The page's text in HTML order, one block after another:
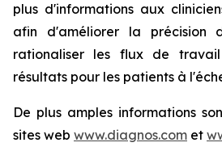
plus d'informations aux
afin d'améliorer la précision
rationaliser les flux de
résultats pour les patients à
De plus amples informations
sites web www.diagnos.com et